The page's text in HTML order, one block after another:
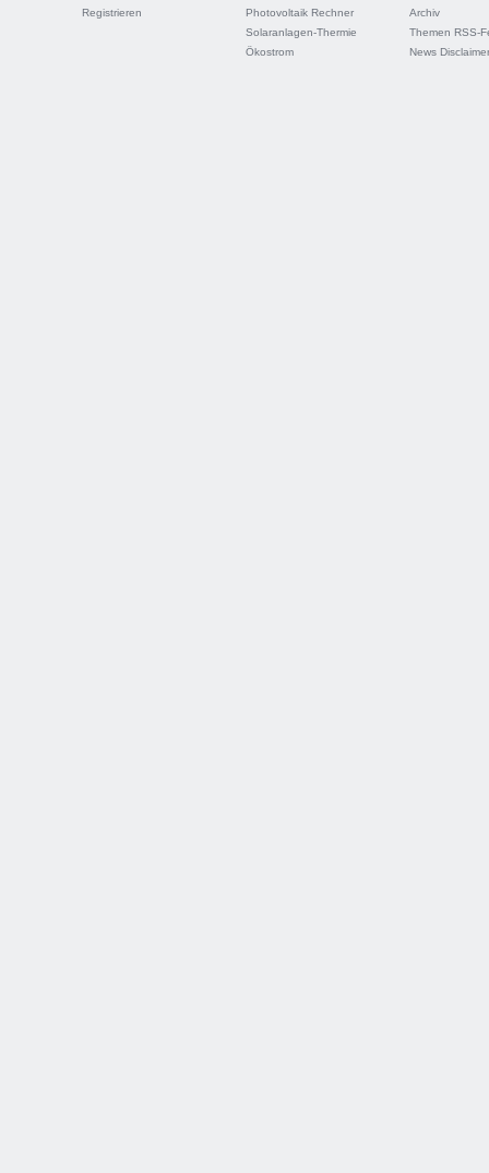
Registrieren
Photovoltaik Rechner
Solaranlagen-Thermie
Ökostrom
Archiv
Themen RSS-
News Disclaimer